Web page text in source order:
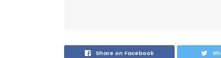
Share on Facebook